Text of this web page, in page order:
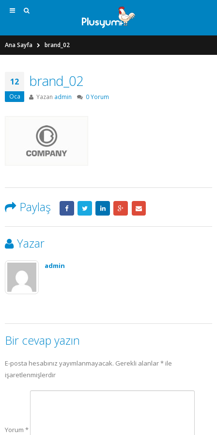
Ana Sayfa brand_02
12
Oca
brand_02
Yazan admin 0 Yorum
Paylaş
Yazar
admin
Bir cevap yazın
E-posta hesabınız yayımlanmayacak. Gerekli alanlar* ile
işaretlenmişlerdir
Yorum *